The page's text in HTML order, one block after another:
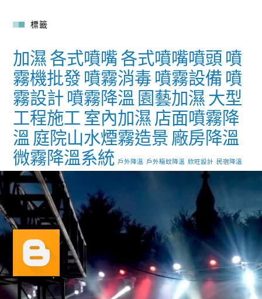
標籤
加濕 各式噴嘴各式噴嘴噴頭 噴
霧機批發 噴霧消毒 噴霧設備 噴
霧設計 噴霧降溫 園藝加濕 大型
工程施工 室內加濕 店面噴霧降
溫 庭院山水煙霧造景 廠房降溫
微霧降溫系統 戶外降溫 戶外驅蚊降溫 欣旺設計 民宿降溫